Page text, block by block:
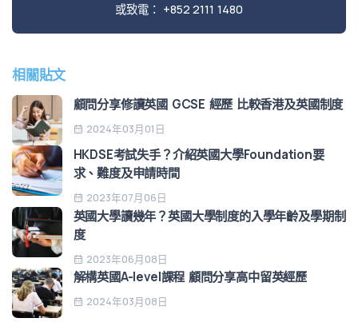
或致電： +852 2111 1480
相關貼文
顧問分享修讀英國 GCSE 經歷 比較香港及英國制度
2024年03月01日
HKDSE考試失手？介紹英國大學Foundation要
求、難度及申請時間
2023年07月06日
英國大學讀幾年？英國大學制度的入學年齡及學期制
度
2023年06月08日
解構英國A-level課程 顧問分享高中留英經歷
2024年03月08日